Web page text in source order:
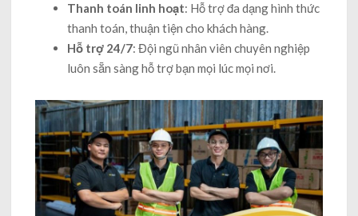
Thanh toán linh hoạt: Hỗ trợ đa dạng hình thức
thanh toán, thuận tiện cho khách hàng.
Hỗ trợ 24/7: Đội ngũ nhân viên chuyên nghiệp
luôn sẵn sàng hỗ trợ bạn mọi lúc mọi nơi.